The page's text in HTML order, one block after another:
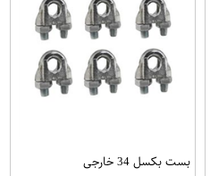
بست بکسل 34 خارجی